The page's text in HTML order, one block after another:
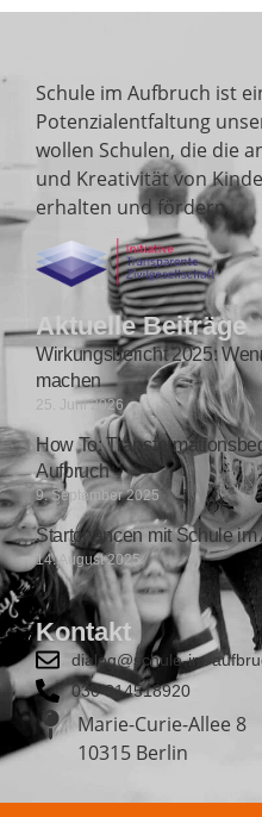
Schule im Aufbruch ist
Potenzialentfaltung
wollen Schulen, die die
und Kreativität von
erhalten und fördern.
Aktuelle Beiträge
Wirkungsbericht 2025:
machen
25. Juni 2026
How To:
Aufbruch
9. September 2025
Startchancen mit Schule im
14. August 2025
Kontakt
dialog@schule-im-
030 814518920
Marie-Curie-Allee 8
10315 Berlin